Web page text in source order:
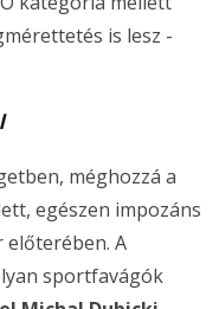
is lesz -
méghozzá a
egészen impozáns
előterében. A
sportfavágók